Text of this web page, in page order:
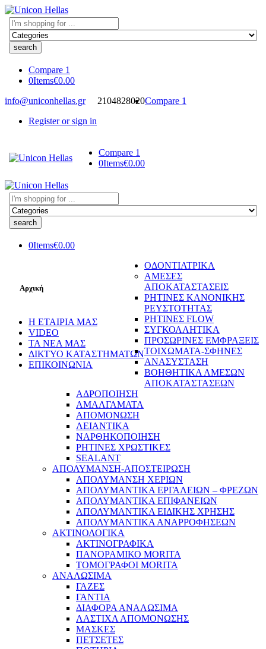
Search
here
Compare 1
0Items€0.00
info@uniconhellas.gr
2104828020Compare 1
Register or sign in
Compare 1
0Items€0.00
Search
here
0Items€0.00
Αρχική
Η ΕΤΑΙΡΙΑ ΜΑΣ
VIDEO
ΤΑ ΝΕΑ ΜΑΣ
ΔΙΚΤΥΟ ΚΑΤΑΣΤΗΜΑΤΩΝ
ΕΠΙΚΟΙΝΩΝΙΑ
ΟΔΟΝΤΙΑΤΡΙΚΑ
ΑΜΕΣΕΣ
ΑΠΟΚΑΤΑΣΤΑΣΕΙΣ
ΡΗΤΙΝΕΣ ΚΑΝΟΝΙΚΗΣ
ΡΕΥΣΤΟΤΗΤΑΣ
ΡΗΤΙΝΕΣ FLOW
ΣΥΓΚΟΛΛΗΤΙΚΑ
ΠΡΟΣΩΡΙΝΕΣ ΕΜΦΡΑΞΕΙΣ
ΤΟΙΧΩΜΑΤΑ-ΣΦΗΝΕΣ
ΑΝΑΣΥΣΤΑΣΗ
ΒΟΗΘΗΤΙΚΑ ΑΜΕΣΩΝ
ΑΠΟΚΑΤΑΣΤΑΣΕΩΝ
ΑΔΡΟΠΟΙΗΣΗ
ΑΜΑΛΓΑΜΑΤΑ
ΑΠΟΜΟΝΩΣΗ
ΛΕΙΑΝΤΙΚΑ
ΝΑΡΘΗΚΟΠΟΙΗΣΗ
ΡΗΤΙΝΕΣ ΧΡΩΣΤΙΚΕΣ
SEALANT
ΑΠΟΛΥΜΑΝΣΗ-ΑΠΟΣΤΕΙΡΩΣΗ
ΑΠΟΛΥΜΑΝΣΗ ΧΕΡΙΩΝ
ΑΠΟΛΥΜΑΝΤΙΚΑ ΕΡΓΑΛΕΙΩΝ – ΦΡΕΖΩΝ
ΑΠΟΛΥΜΑΝΤΙΚΑ ΕΠΙΦΑΝΕΙΩΝ
ΑΠΟΛΥΜΑΝΤΙΚΑ ΕΙΔΙΚΗΣ ΧΡΗΣΗΣ
ΑΠΟΛΥΜΑΝΤΙΚΑ ΑΝΑΡΡΟΦΗΣΕΩΝ
ΑΚΤΙΝΟΛΟΓΙΚΑ
ΑΚΤΙΝΟΓΡΑΦΙΚΑ
ΠΑΝΟΡΑΜΙΚΟ MORITA
ΤΟΜΟΓΡΑΦΟΙ MORITA
ΑΝΑΛΩΣΙΜΑ
ΓΑΖΕΣ
ΓΑΝΤΙΑ
ΔΙΑΦΟΡΑ ΑΝΑΛΩΣΙΜΑ
ΛΑΣΤΙΧΑ ΑΠΟΜΟΝΩΣΗΣ
ΜΑΣΚΕΣ
ΠΕΤΣΕΤΕΣ